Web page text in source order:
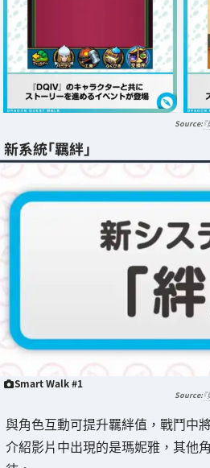
新系統「羈絆」
Smart Walk #1
與角色互動可提升羈絆值，戰鬥中
介紹影片中出現的是瑪妮雅，其他